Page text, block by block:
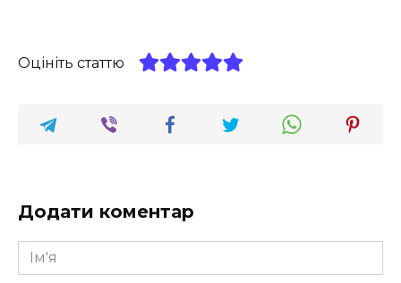
Оцініть статтю
Додати коментар
Ім'я
*